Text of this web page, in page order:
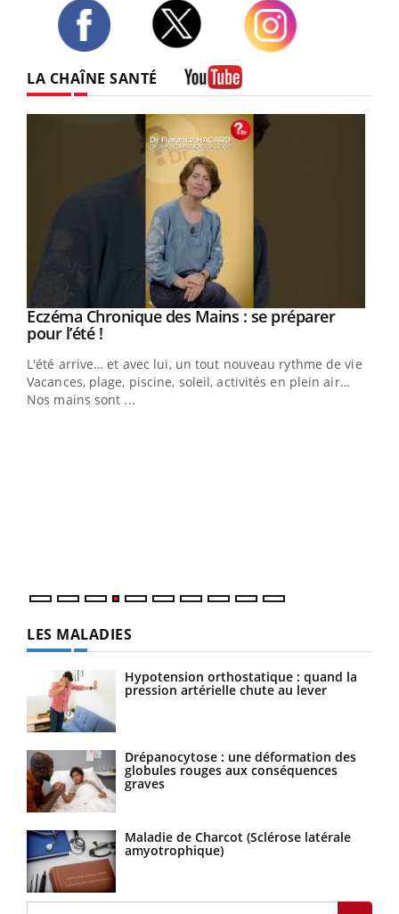
LA CHAÎNE SANTÉ
Youtube
Eczéma Chronique des Mains : se préparer
pour l’été !Youtube
L'été arrive… et avec lui, un tout nouveau rythme de vie !
Vacances, plage, piscine, soleil, activités en plein air…
Nos mains sont ...
LES MALADIES
Hypotension orthostatique : quand la
pression artérielle chute au lever
Drépanocytose : une déformation des
globules rouges aux conséquences
graves
Maladie de Charcot (Sclérose latérale
amyotrophique)